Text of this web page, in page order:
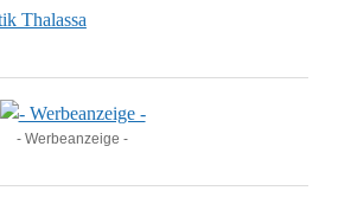
- Werbeanzeige -